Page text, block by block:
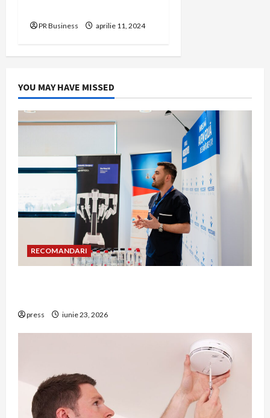
PR Business aprilie 11, 2024
YOU MAY HAVE MISSED
RECOMANDARI
press iunie 23, 2026